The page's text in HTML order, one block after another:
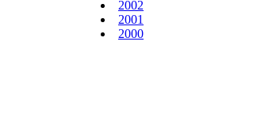
2002
2001
2000